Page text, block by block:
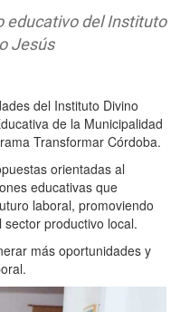
educativo del Instituto
Jesús
del Instituto Divino
de la Municipalidad
Transformar Córdoba.
orientadas al
educativas que
laboral, promoviendo
productivo local.
más oportunidades y